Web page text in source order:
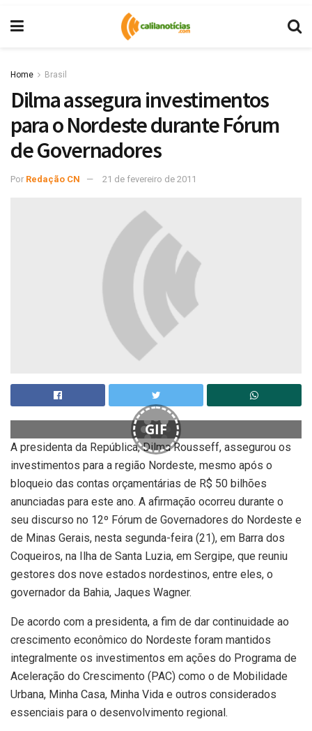
Home Brasil
Dilma assegura investimentos
para o Nordeste durante Fórum
de Governadores
Por Redação CN 21 de fevereiro de 2011
GIF
A presidenta da República, Dilma Rousseff, assegurou os
investimentos para a região Nordeste, mesmo após o
bloqueio das contas orçamentárias de R$ 50 bilhões
anunciadas para este ano. A afirmação ocorreu durante o
seu discurso no 12º Fórum de Governadores do Nordeste e
de Minas Gerais, nesta segunda-feira (21), em Barra dos
Coqueiros, na Ilha de Santa Luzia, em Sergipe, que reuniu
gestores dos nove estados nordestinos, entre eles, o
governador da Bahia, Jaques Wagner.
De acordo com a presidenta, a fim de dar continuidade ao
crescimento econômico do Nordeste foram mantidos
integralmente os investimentos em ações do Programa de
Aceleração do Crescimento (PAC) como o de Mobilidade
Urbana, Minha Casa, Minha Vida e outros considerados
essenciais para o desenvolvimento regional.